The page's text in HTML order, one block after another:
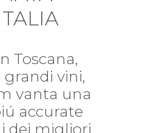
Toscana,
grandi vini,
vanta una
accurate
dei migliori